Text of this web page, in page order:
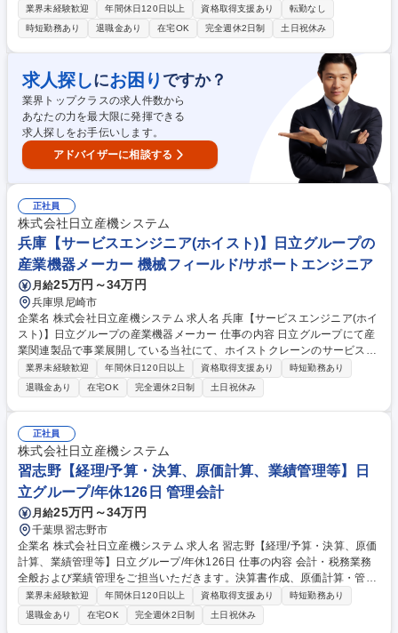
お任せします。まずは測定具を使用した検査測定業務からスタートする、
育成を前提とした採用です。 【入社後の具体的業務】ノギスやマイクロメ
ーターなどの測定具を使用した製品検査・測定業務からスタート。 【将来
的に】不良品発生時の処置・原因調査・報告書作成、お客様監査対応まで
幅広く担当していただきます。 募集職種 未経験歓迎【岡山/品質保証】◆
新社屋完成/年休121日/自動車部品メーカー
業界未経験歓迎 年間休日120日以上 資格取得支援あり
転勤なし
時短勤務あり
退職金あり 在宅OK 完全週休2日制 土日祝休み
求人探しにお困り ですか？
業界トップクラスの求人件数から
あなたの力を最大限に発揮できる
求人探しをお手伝いします。
アドバイザーに相談する
正社員
株式会社日立産機システム
兵庫【サービスエンジニア(ホイスト)】日立グループの
産業機器メーカー 機械フィールド/サポートエンジニア
月給25万円～34万円
兵庫県尼崎市
企業名 株式会社日立産機システム 求人名 兵庫【サービスエンジニア(ホイ
スト)】日立グループの産業機器メーカー 仕事の内容 日立グループにて産
業関連製品で事業展開している当社にて、ホイストクレーンのサービスエ
ンジニア業務をお任せいたします。 【業務内容】 ■顧客先に設置されてい
るホイストクレーンについて、設置後のアフターメンテナンス対応(保守
メンテナンス対応、修理・更新計画の提案等) ※建物への建設改変等の実
作業は発生致しません。 募集職種 兵庫【サービスエンジニア(ホイスト)】
日立グループの産業機器メーカー
業界未経験歓迎 年間休日120日以上 資格取得支援あり
時短勤務あり
退職金あり
在宅OK 完全週休2日制 土日祝休み
正社員
株式会社日立産機システム
習志野【経理/予算・決算、原価計算、業績管理等】日
立グループ/年休126日 管理会計
月給25万円～34万円
千葉県習志野市
企業名 株式会社日立産機システム 求人名 習志野【経理/予算・決算、原価
計算、業績管理等】日立グループ/年休126日 仕事の内容 会計・税務業務
全般および業績管理をご担当いただきます。決算書作成、原価計算・管
理、売上・仕入・間接費の予算・実績管理を行い、業績改善をサポート。
内部統制や監査対応も担います。 【業務詳細】 基幹システム（SAP等）
を活用し、決算業務や原価計算を実施し、異常値の分析・対応を行いま
業界未経験歓迎 年間休日120日以上 資格取得支援あり
時短勤務あり
退職金あり
在宅OK 完全週休2日制 土日祝休み